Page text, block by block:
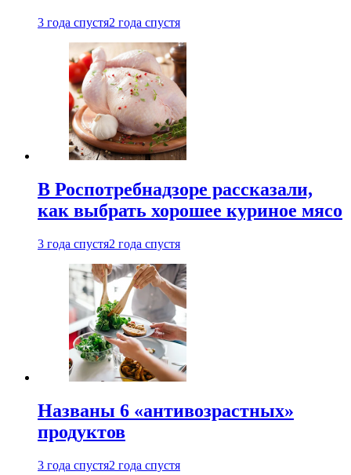
3 года спустя2 года спустя
В Роспотребнадзоре рассказали,
как выбрать хорошее куриное мясо
3 года спустя2 года спустя
Названы 6 «антивозрастных»
продуктов
3 года спустя2 года спустя